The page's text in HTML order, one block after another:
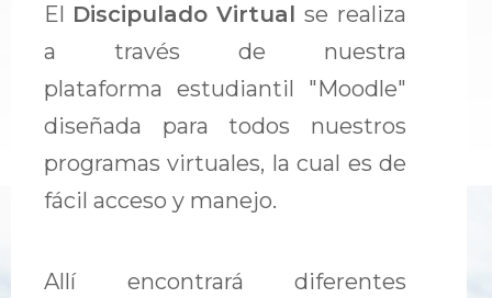
El Discipulado Virtual se realiza
a través de nuestra
plataforma estudiantil "Moodle"
diseñada para todos nuestros
programas virtuales, la cual es de
fácil acceso y manejo.
Allí encontrará diferentes